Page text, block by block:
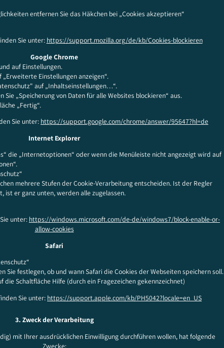
entfernen Sie das Häkchen bei „Cookies akzeptieren“
Sie unter: https://support.mozilla.org/de/kb/Cookies-blockieren
Google Chrome
auf Einstellungen.
„Erweiterte Einstellungen anzeigen“.
auf „Inhaltseinstellungen…“.
Sie „Speicherung von Daten für alle Websites blockieren“ aus.
„Fertig“.
Sie unter: https://support.google.com/chrome/answer/95647?hl=de
Internet Explorer
die „Internetoptionen“ oder wenn die Menüleiste nicht angezeigt wird auf
mehrere Stufen der Cookie-Verarbeitung entscheiden. Ist der Regler
ist er ganz unten, werden alle zugelassen.
unter: https://windows.microsoft.com/de-de/windows7/block-enable-or-
allow-cookies
Safari
Sie festlegen, ob und wann Safari die Cookies der Webseiten speichern soll.
Schaltfläche Hilfe (durch ein Fragezeichen gekennzeichnet)
Sie unter: https://support.apple.com/kb/PH5042?locale=en_US
3. Zweck der Verarbeitung
mit Ihrer ausdrücklichen Einwilligung durchführen wollen, hat folgende
Zwecke: